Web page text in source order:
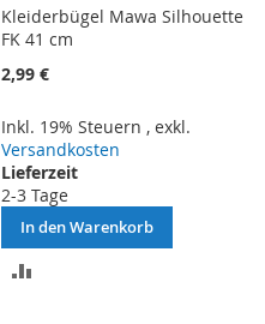
Kleiderbügel Mawa Silhouette
FK 41 cm
2,99 €
Inkl. 19% Steuern ,exkl.
Versandkosten
Lieferzeit
2-3 Tage
In den Warenkorb